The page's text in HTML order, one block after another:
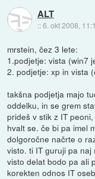
ALT
::6. okt 2008,
mrstein, čez 3 lete:
1.podjetje: vista (win7
2. podjetje: xp in vista
takšna podjetja majo
oddelku, in se grem
prideš v stik z IT
hvalt se. če bi pa imel
dolgoročne načrte o
visto. ti IT guruji pa
visto delat bodo pa ali
korekten odnos IT